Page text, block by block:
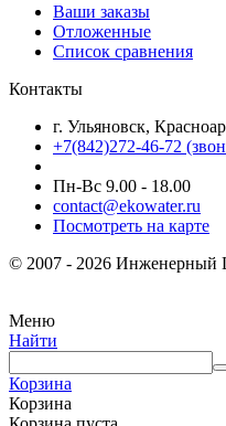
Ваши заказы
Отложенные
Список сравнения
Контакты
г. Ульяновск,
+7(842)272-46-72
Пн-Вс 9.00 - 18.00
contact@ekowater.ru
Посмотреть на карте
© 2007 - 2026 Инженерный
Меню
Найти
Корзина
Корзина